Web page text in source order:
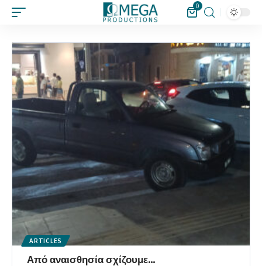
0
ARTICLES
Από αναισθησία σχίζουμε…